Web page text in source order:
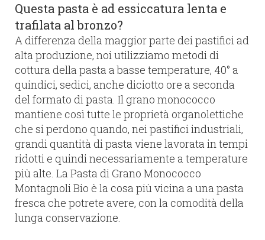
Questa pasta è ad essiccatura lenta e
trafilata al bronzo?
A differenza della maggior parte dei pastifici ad
alta produzione, noi utilizziamo metodi di
cottura della pasta a basse temperature, 40° a
quindici, sedici, anche diciotto ore a seconda
del formato di pasta. Il grano monococco
mantiene così tutte le proprietà organolettiche
che si perdono quando, nei pastifici industriali,
grandi quantità di pasta viene lavorata in tempi
ridotti e quindi necessariamente a temperature
più alte. La Pasta di Grano Monococco
Montagnoli Bio è la cosa più vicina a una pasta
fresca che potrete avere, con la comodità della
lunga conservazione.